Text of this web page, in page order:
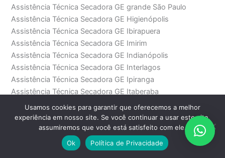
Assistência Técnica Secadora GE grande São Paulo
Assistência Técnica Secadora GE Higienópolis
Assistência Técnica Secadora GE Ibirapuera
Assistência Técnica Secadora GE Imirim
Assistência Técnica Secadora GE Indianópolis
Assistência Técnica Secadora GE Interlagos
Assistência Técnica Secadora GE Ipiranga
Assistência Técnica Secadora GE Itaberaba
Assistência Técnica Secadora GE Itaim Bibi
Assistência Técnica Secadora GE Jabaquara
Assistência Técnica Secadora GE Jaçanã
Assistência Técnica Secadora GE Jaguaré
Assistência Técnica Secadora GE Jaraguá
Usamos cookies para garantir que oferecemos a melhor
experiência em nosso site. Se você continuar a usar este site,
assumiremos que você está satisfeito com ele.
Ok
Política de Privacidade